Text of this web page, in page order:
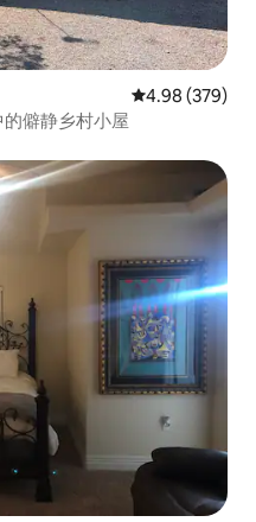
平均评分 4.98
4.98 (379)
僻静乡村小屋